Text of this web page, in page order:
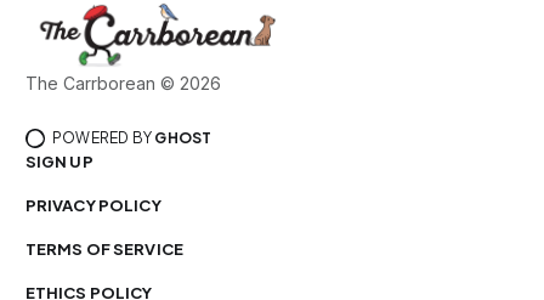
The Carrborean © 2026
POWERED BY GHOST
SIGN UP
PRIVACY POLICY
TERMS OF SERVICE
ETHICS POLICY